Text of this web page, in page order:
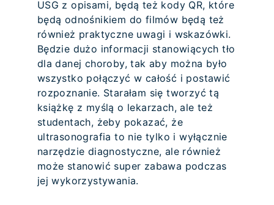
USG z opisami, będą też kody QR, które
będą odnośnikiem do filmów będą też
również praktyczne uwagi i wskazówki.
Będzie dużo informacji stanowiących tło
dla danej choroby, tak aby można było
wszystko połączyć w całość i postawić
rozpoznanie. Starałam się tworzyć tą
książkę z myślą o lekarzach, ale też
studentach, żeby pokazać, że
ultrasonografia to nie tylko i wyłącznie
narzędzie diagnostyczne, ale również
może stanowić super zabawa podczas
jej wykorzystywania.